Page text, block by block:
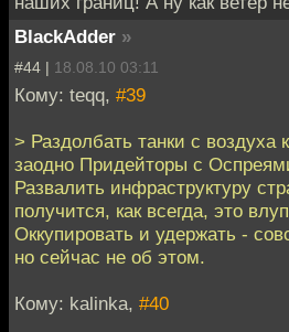
BlackAdder »
#44 | 18.08.10 03:11
Кому: teqq, #39
> Раздолбать танки с воздуха
заодно Придейторы с
Развалить инфраструктуру
получится, как всегда, это
Оккупировать и удержать -
но сейчас не об этом.
Кому: kalinka, #40